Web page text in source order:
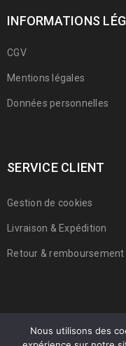
INFORMATIONS
CGV
Mentions légales
Données personnelles
SERVICE CLIENT
Gestion de cookies
Livraison & Expédition
Retour & remboursement
Nous utilisons des